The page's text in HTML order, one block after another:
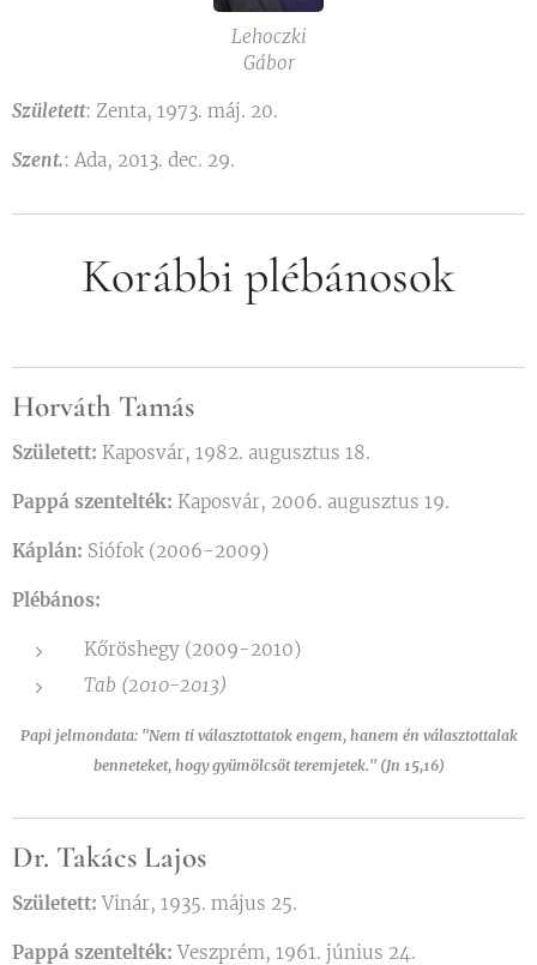
Lehoczki
Gábor
Született: Zenta, 1973. máj. 20.
Szent.: Ada, 2013. dec. 29.
Korábbi plébánosok
Horváth Tamás
Született: Kaposvár, 1982. augusztus 18.
Pappá szentelték: Kaposvár, 2006. augusztus 19.
Káplán: Siófok (2006-2009)
Plébános:
Kőröshegy (2009-2010)
Tab (2010-2013)
Papi jelmondata: "Nem ti választottatok engem, hanem én választottalak
benneteket, hogy gyümölcsöt teremjetek." (Jn 15,16)
Dr. Takács Lajos
Született: Vinár, 1935. május 25.
Pappá szentelték: Veszprém, 1961. június 24.